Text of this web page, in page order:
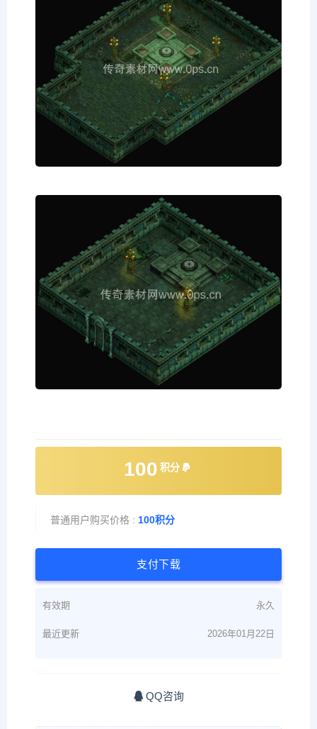
100 积分
普通用户购买价格 : 100积分
支付下载
有效期 永久
最近更新 2026年01月22日
QQ咨询